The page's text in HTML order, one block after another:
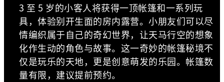
3 至 5 岁的小客人将获得一顶帐篷和一系列玩
具，体验别开生面的房内露营。小朋友们可以尽
情编织属于自己的奇幻世界，让天马行空的想象
化作生动的角色与故事。这一奇妙的帐篷秘境不
仅是玩乐的天地，更是创意萌发的乐园。帐篷数
量有限，建议提前预约。